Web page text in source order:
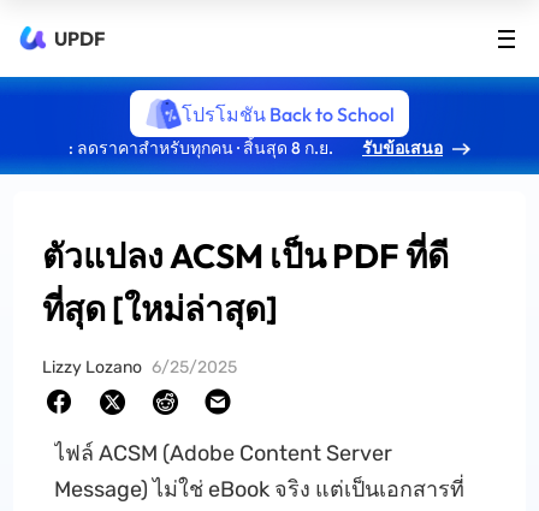
UPDF
โปรโมชัน Back to School
: ลดราคาสำหรับทุกคน · สิ้นสุด 8 ก.ย. รับข้อเสนอ
ตัวแปลง ACSM เป็น PDF ที่ดี
ที่สุด [ใหม่ล่าสุด]
Lizzy Lozano 6/25/2025
ไฟล์ ACSM (Adobe Content Server
Message) ไม่ใช่ eBook จริง แต่เป็นเอกสารที่